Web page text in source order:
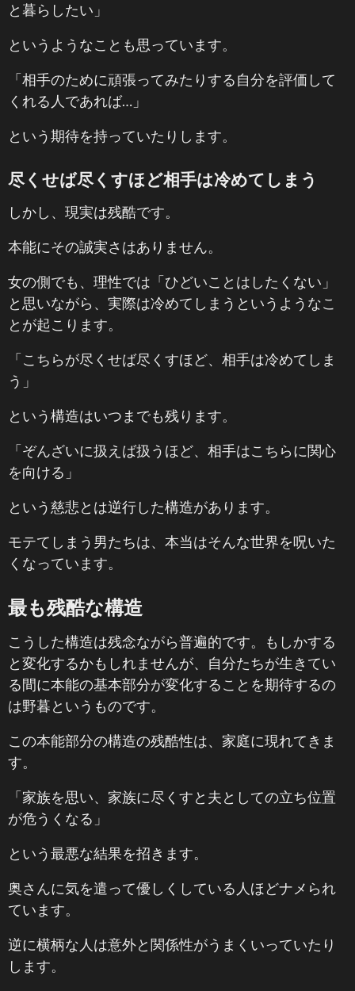
と暮らしたい」
というようなことも思っています。
「相手のために頑張ってみたりする自分を評価して
くれる人であれば…」
という期待を持っていたりします。
尽くせば尽くすほど相手は冷めてしまう
しかし、現実は残酷です。
本能にその誠実さはありません。
女の側でも、理性では「ひどいことはしたくない」
と思いながら、実際は冷めてしまうというようなこ
とが起こります。
「こちらが尽くせば尽くすほど、相手は冷めてしま
う」
という構造はいつまでも残ります。
「ぞんざいに扱えば扱うほど、相手はこちらに関心
を向ける」
という慈悲とは逆行した構造があります。
モテてしまう男たちは、本当はそんな世界を呪いた
くなっています。
最も残酷な構造
こうした構造は残念ながら普遍的です。もしかする
と変化するかもしれませんが、自分たちが生きてい
る間に本能の基本部分が変化することを期待するの
は野暮というものです。
この本能部分の構造の残酷性は、家庭に現れてきま
す。
「家族を思い、家族に尽くすと夫としての立ち位置
が危うくなる」
という最悪な結果を招きます。
奥さんに気を遣って優しくしている人ほどナメられ
ています。
逆に横柄な人は意外と関係性がうまくいっていたり
します。